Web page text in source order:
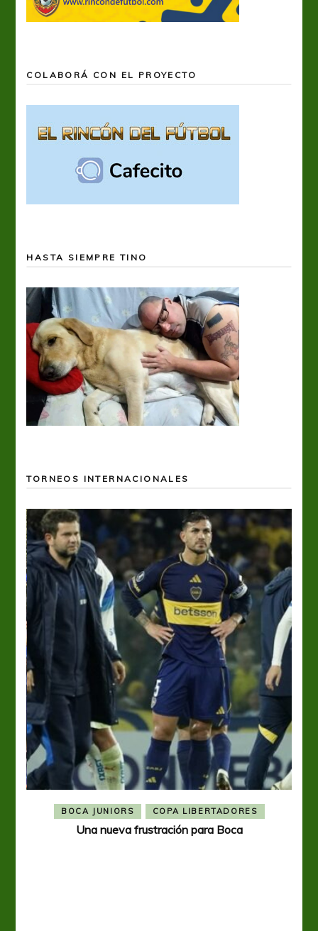
COLABORÁ CON EL PROYECTO
HASTA SIEMPRE TINO
TORNEOS INTERNACIONALES
BOCA JUNIORS COPA LIBERTADORES
Una nueva frustración para Boca